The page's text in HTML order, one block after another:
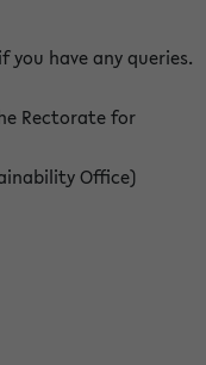
have any queries.
Rectorate for
Office)